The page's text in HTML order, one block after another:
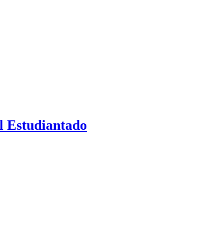
Estudiantado